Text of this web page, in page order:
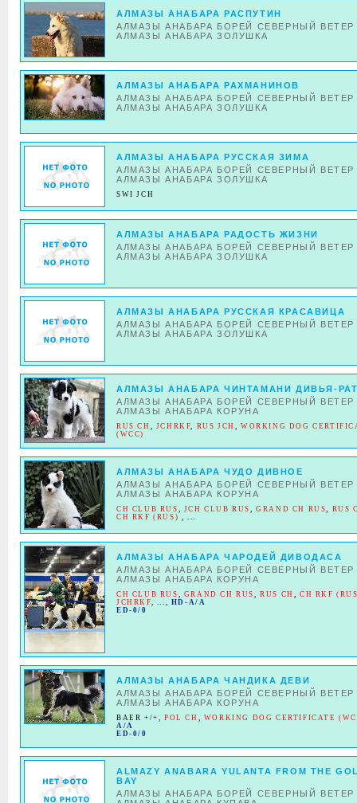
АЛМАЗЫ АНАБАРА РАСПУТИН
АЛМАЗЫ АНАБАРА БОРЕЙ СЕВЕРНЫЙ ВЕТЕР
АЛМАЗЫ АНАБАРА ЗОЛУШКА
АЛМАЗЫ АНАБАРА РАХМАНИНОВ
АЛМАЗЫ АНАБАРА БОРЕЙ СЕВЕРНЫЙ ВЕТЕР
АЛМАЗЫ АНАБАРА ЗОЛУШКА
АЛМАЗЫ АНАБАРА РУССКАЯ ЗИМА
АЛМАЗЫ АНАБАРА БОРЕЙ СЕВЕРНЫЙ ВЕТЕР
АЛМАЗЫ АНАБАРА ЗОЛУШКА
SWI JCH
АЛМАЗЫ АНАБАРА РАДОСТЬ ЖИЗНИ
АЛМАЗЫ АНАБАРА БОРЕЙ СЕВЕРНЫЙ ВЕТЕР
АЛМАЗЫ АНАБАРА ЗОЛУШКА
АЛМАЗЫ АНАБАРА РУССКАЯ КРАСАВИЦА
АЛМАЗЫ АНАБАРА БОРЕЙ СЕВЕРНЫЙ ВЕТЕР
АЛМАЗЫ АНАБАРА ЗОЛУШКА
АЛМАЗЫ АНАБАРА ЧИНТАМАНИ ДИВЬЯ-
АЛМАЗЫ АНАБАРА БОРЕЙ СЕВЕРНЫЙ ВЕТЕР
АЛМАЗЫ АНАБАРА КОРУНА
RUS CH , JCHRKF, RUS JCH ,WORKING DOG
(WCC)
АЛМАЗЫ АНАБАРА ЧУДО ДИВНОЕ
АЛМАЗЫ АНАБАРА БОРЕЙ СЕВЕРНЫЙ ВЕТЕР
АЛМАЗЫ АНАБАРА КОРУНА
CH CLUB RUS , JCH CLUB RUS,GRAND CH RUS, RUS
CH RKF (RUS) , ...
АЛМАЗЫ АНАБАРА ЧАРОДЕЙ ДИВОДАСА
АЛМАЗЫ АНАБАРА БОРЕЙ СЕВЕРНЫЙ ВЕТЕР
АЛМАЗЫ АНАБАРА КОРУНА
CH CLUB RUS , GRAND CH RUS,RUS CH ,CH RKF
JCHRKF, ..., HD-A/A
ED-0/0
АЛМАЗЫ АНАБАРА ЧАНДИКА ДЕВИ
АЛМАЗЫ АНАБАРА БОРЕЙ СЕВЕРНЫЙ ВЕТЕР
АЛМАЗЫ АНАБАРА КОРУНА
BAER +/+ ,POL CH , WORKING DOG CERTIFICATE
A/A
ED-0/0
ALMAZY ANABARA YULANTA FROM THE
BAY
АЛМАЗЫ АНАБАРА БОРЕЙ СЕВЕРНЫЙ ВЕТЕР